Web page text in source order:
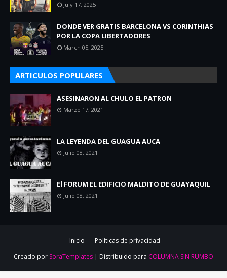
July 17, 2025
DONDE VER GRATIS BARCELONA VS CORINTHIAS
POR LA COPA LIBERTADORES
March 05, 2025
ARTICULOS POPULARES
ASESINARON AL CHULO EL PATRON
Marzo 17, 2021
LA LEYENDA DEL GUAGUA AUCA
Julio 08, 2021
El FORUM EL EDIFICIO MALDITO DE GUAYAQUIL
Julio 08, 2021
Inicio
Políticas de privacidad
Creado por SoraTemplates | Distribuido para COLUMNA SIN RUMBO